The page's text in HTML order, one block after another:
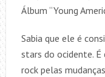
Álbum “Young
Sabia que ele é
stars do ocidente.
rock pelas